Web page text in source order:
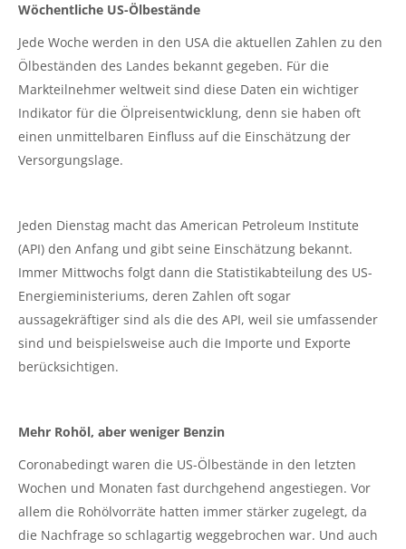
Wöchentliche US-Ölbestände
Jede Woche werden in den USA die aktuellen Zahlen zu den
Ölbeständen des Landes bekannt gegeben. Für die
Markteilnehmer weltweit sind diese Daten ein wichtiger
Indikator für die Ölpreisentwicklung, denn sie haben oft
einen unmittelbaren Einfluss auf die Einschätzung der
Versorgungslage.
Jeden Dienstag macht das American Petroleum Institute
(API) den Anfang und gibt seine Einschätzung bekannt.
Immer Mittwochs folgt dann die Statistikabteilung des US-
Energieministeriums, deren Zahlen oft sogar
aussagekräftiger sind als die des API, weil sie umfassender
sind und beispielsweise auch die Importe und Exporte
berücksichtigen.
Mehr Rohöl, aber weniger Benzin
Coronabedingt waren die US-Ölbestände in den letzten
Wochen und Monaten fast durchgehend angestiegen. Vor
allem die Rohölvorräte hatten immer stärker zugelegt, da
die Nachfrage so schlagartig weggebrochen war. Und auch